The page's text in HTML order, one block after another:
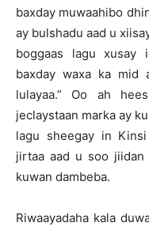
baxday muwaahibo
ay bulshadu aad u
boggaas lagu xusay
baxday waxa ka mid
lulayaa.” Oo ah
jeclaystaan marka ay
lagu sheegay in
jirtaa aad u soo
kuwan dambeba.
Riwaayadaha kala